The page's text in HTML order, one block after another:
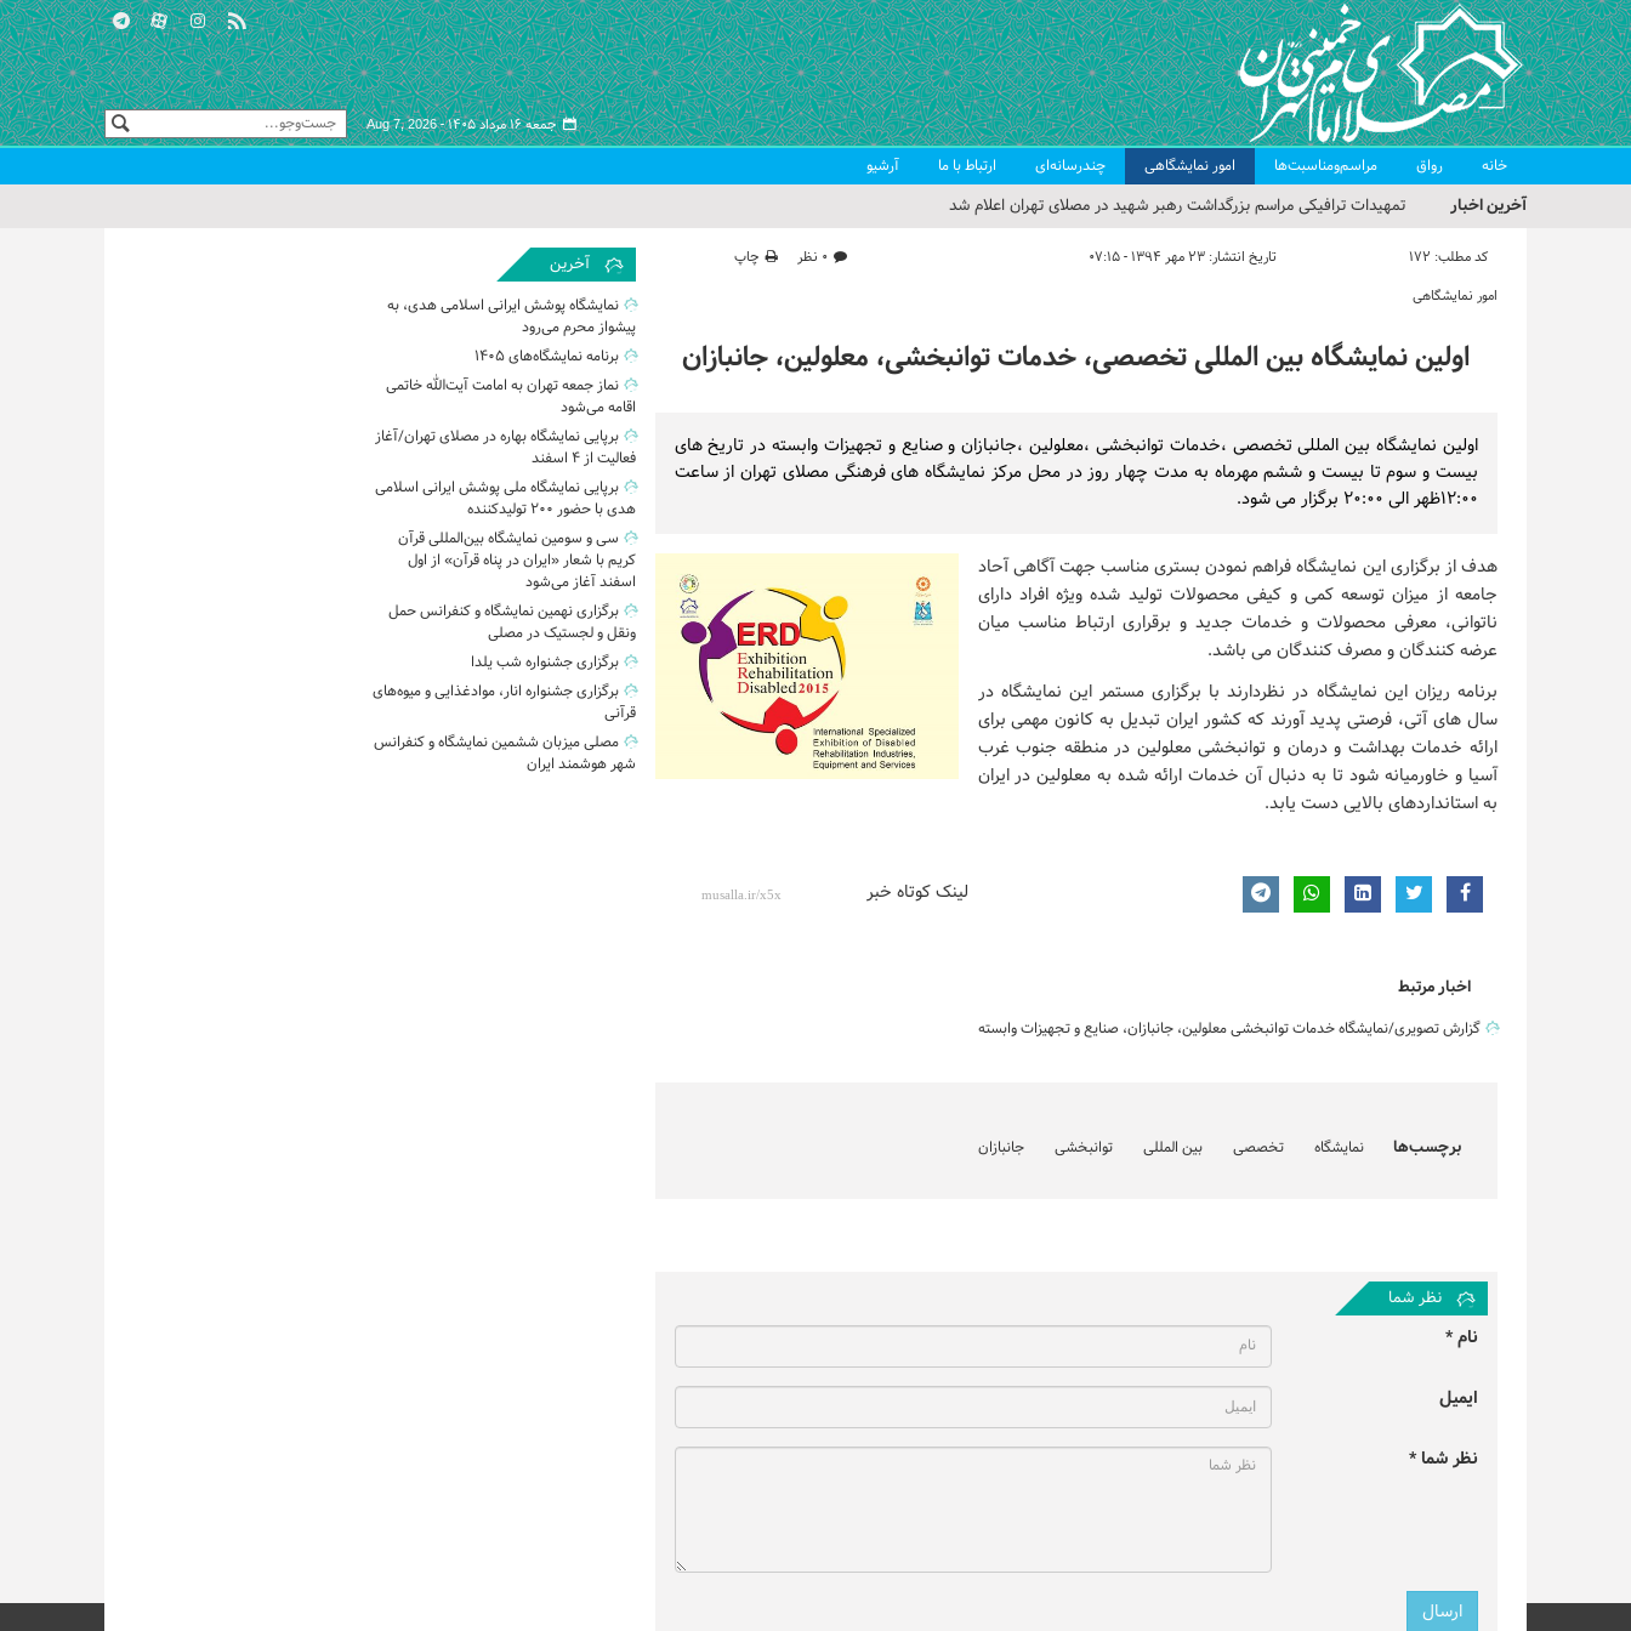
جمعه ۱۶ مرداد ۱۴۰۵ - Aug 7, 2026
خانه رواق مراسم‌ومناسبت‌ها امور نمایشگاهی چندرسانه‌ای ارتباط با ما آرشیو
آخرین اخبار
تمهیدات ترافیکی مراسم بزرگداشت رهبر شهید در مصلای تهران اعلام شد
حجت‌الاسلام حاج علی‌اکبری؛ خطیب این هفته نماز جمعه تهران
گزارش تصویری| مراسم نماز بر پیکر امام شهید انقلاب اسلامی ایران
گزارش تصویری| مراسم بزرگداشت آقای شهید ایران
کد مطلب: 172 تاریخ انتشار: ۲۳ مهر ۱۳۹۴ - ۰۷:۱۵ ۰ نظر
چاپ
امور نمایشگاهی
اولین نمایشگاه بین المللی تخصصی، خدمات توانبخشی، معلولین، جانبازان
اولین نمایشگاه بین المللی تخصصی ،خدمات توانبخشی ،معلولین ،جانبازان و صنایع و تجهیزات وابسته در تاریخ های
بیست و سوم تا بیست و ششم مهرماه به مدت چهار روز در محل مرکز نمایشگاه های فرهنگی مصلای تهران از ساعت
۱۲:۰۰ظهر الی ۲۰:۰۰ برگزار می شود.
هدف از برگزاری این نمایشگاه فراهم نمودن بستری مناسب جهت آگاهی آحاد
جامعه از میزان توسعه کمی و کیفی محصولات تولید شده ویژه افراد دارای
ناتوانی، معرفی محصولات و خدمات جدید و برقراری ارتباط مناسب میان
عرضه کنندگان و مصرف کنندگان می باشد.
برنامه ریزان این نمایشگاه در نظردارند با برگزاری مستمر این نمایشگاه در
سال های آتی، فرصتی پدید آورند که کشور ایران تبدیل به کانون مهمی برای
ارائه خدمات بهداشت و درمان و توانبخشی معلولین در منطقه جنوب غرب
آسیا و خاورمیانه شود تا به دنبال آن خدمات ارائه شده به معلولین در ایران
به استانداردهای بالایی دست یابد.
لینک کوتاه خبر
اخبار مرتبط
گزارش تصویری/نمایشگاه خدمات توانبخشی معلولین، جانبازان، صنایع و تجهیزات وابسته
برچسب‌ها نمایشگاه تخصصی بین المللی توانبخشی جانبازان
نظر شما
نام *
ایمیل
نظر شما *
آخرین
نمایشگاه پوشش ایرانی اسلامی هدی، به
پیشواز محرم می‌رود
برنامه نمایشگاه‌های ۱۴۰۵
نماز جمعه تهران به امامت آیت‌الله خاتمی
اقامه می‌شود
برپایی نمایشگاه بهاره در مصلای تهران/آغاز
فعالیت از ۴ اسفند
برپایی نمایشگاه ملی پوشش ایرانی اسلامی
هدی با حضور ۲۰۰ تولیدکننده
سی و سومین نمایشگاه بین‌المللی قرآن
کریم با شعار «ایران در پناه قرآن» از اول
اسفند آغاز می‌شود
برگزاری نهمین نمایشگاه و کنفرانس حمل‌
ونقل و لجستیک در مصلی
برگزاری جشنواره شب یلدا
برگزاری جشنواره انار، موادغذایی و میوه‌های
قرآنی
مصلی میزبان ششمین نمایشگاه و کنفرانس
شهر هوشمند ایران